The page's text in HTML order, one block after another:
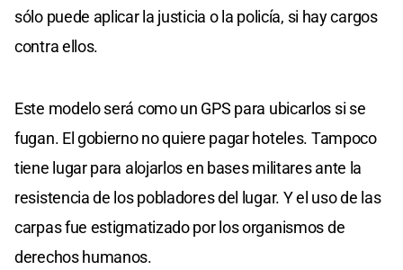
sólo puede aplicar la justicia o la policía, si hay cargos
contra ellos.
Este modelo será como un GPS para ubicarlos si se
fugan. El gobierno no quiere pagar hoteles. Tampoco
tiene lugar para alojarlos en bases militares ante la
resistencia de los pobladores del lugar. Y el uso de las
carpas fue estigmatizado por los organismos de
derechos humanos.